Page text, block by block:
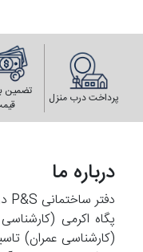
پرداخت درب منزل
تضمین
درباره ما
پگاه اکرمی
(کارشناسی عمران)